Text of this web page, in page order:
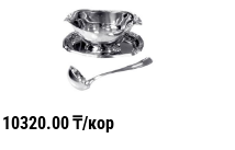
10320.00₸/кор